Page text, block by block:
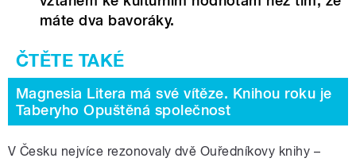
máte dva bavoráky.
Magnesia Litera má své vítěze. Knihou roku je
Taberyho Opuštěná společnost
V Česku nejvíce rezonovaly dvě Ouředníkovy knihy –